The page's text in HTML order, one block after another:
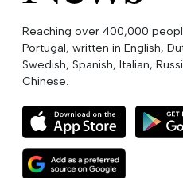
Reaching over 400,000
Portugal, written in English,
Swedish, Spanish, Italian,
Chinese.